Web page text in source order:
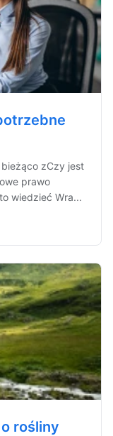
zCzy jest
prawo
wiedzieć Wra...
rośliny